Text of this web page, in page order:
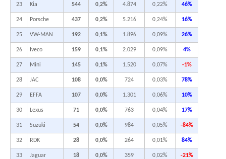
23 Kia 544 0,2% 4.874 0,22% 46%
24 Porsche 437 0,2% 5.216 0,24% 16%
25 VW-MAN 192 0,1% 1.896 0,09% 26%
26 Iveco 159 0,1% 2.029 0,09% 4%
27 Mini 145 0,1% 1.520 0,07% -1%
28 JAC 108 0,0% 724 0,03% 78%
29 EFFA 107 0,0% 1.301 0,06% 10%
30 Lexus 71 0,0% 763 0,04% 17%
31 Suzuki 54 0,0% 984 0,05% -84%
32 RDK 28 0,0% 264 0,01% 84%
33 Jaguar 18 0,0% 359 0,02% -21%